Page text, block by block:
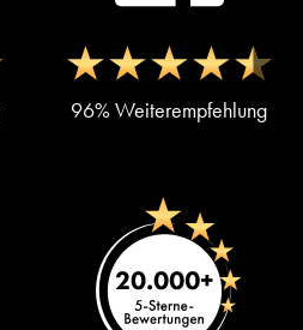
96% Weiterempfehlung